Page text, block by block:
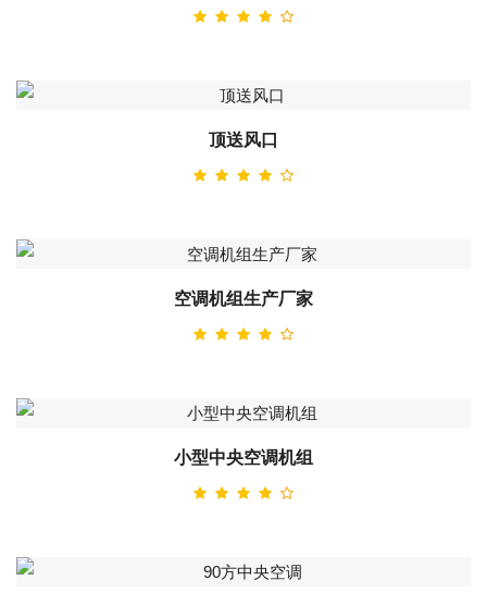
顶送风口
空调机组生产厂家
小型中央空调机组